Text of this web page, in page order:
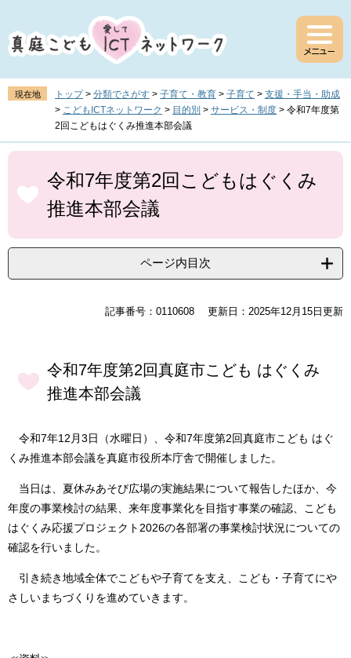
ジ
の
頭
。
ュ
ー
飛
て
本
現在地 トップ > 分類でさがす > 子育て・教育 > 子育て > 支援・手当・助成
> こどもICTネットワーク > 目的別 > サービス・制度 > 令和7年度第
2回こどもはぐくみ推進本部会議
本
令和7年度第2回こどもはぐくみ
推進本部会議
ページ内目次
記事番号：0110608 更新日：2025年12月15日更新
令和7年度第2回真庭市こども はぐくみ
推進本部会議
令和7年12月3日（水曜日）、令和7年度第2回真庭市こども はぐ
くみ推進本部会議を真庭市役所本庁舎で開催しました。
当日は、夏休みあそび広場の実施結果について報告したほか、今
年度の事業検討の結果、来年度事業化を目指す事業の確認、こども
はぐくみ応援プロジェクト2026の各部署の事業検討状況についての
確認を行いました。
引き続き地域全体でこどもや子育てを支え、こども・子育てにや
さしいまちづくりを進めていきます。